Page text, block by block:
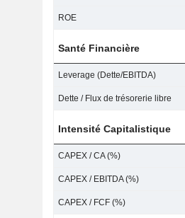
ROE
Santé Financière
Leverage (Dette/EBITDA)
Dette / Flux de trésorerie libre
Intensité Capitalistique
CAPEX / CA (%)
CAPEX / EBITDA (%)
CAPEX / FCF (%)